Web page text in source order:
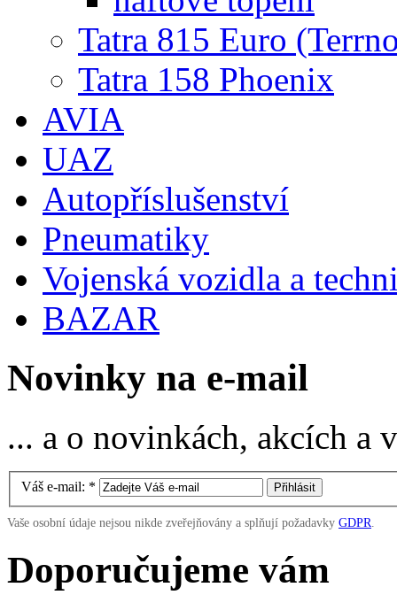
Tatra 815 Euro
Tatra 158 Phoenix
AVIA
UAZ
Autopříslušenství
Pneumatiky
Vojenská vozidla a
BAZAR
Novinky na e-mail
... a o novinkách, akcích
Váš e-mail: *
Vaše osobní údaje nejsou nikde zveřejňovány a splňují požadavky GDPR
Doporučujeme vám